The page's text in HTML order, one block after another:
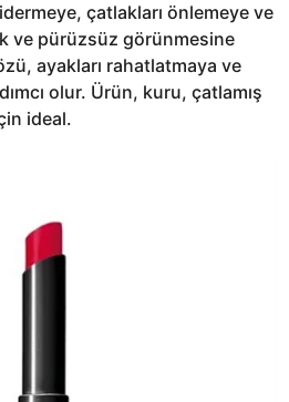
çatlakları önlemeye ve
ve pürüzsüz görünmesine
ayakları rahatlatmaya ve
olur. Ürün, kuru, çatlamış
ideal.